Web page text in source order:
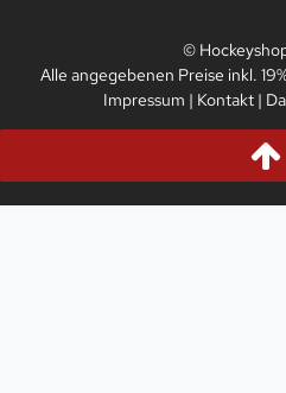
©
Alle angegebenen Preise inkl.
Impressum | Kontakt |